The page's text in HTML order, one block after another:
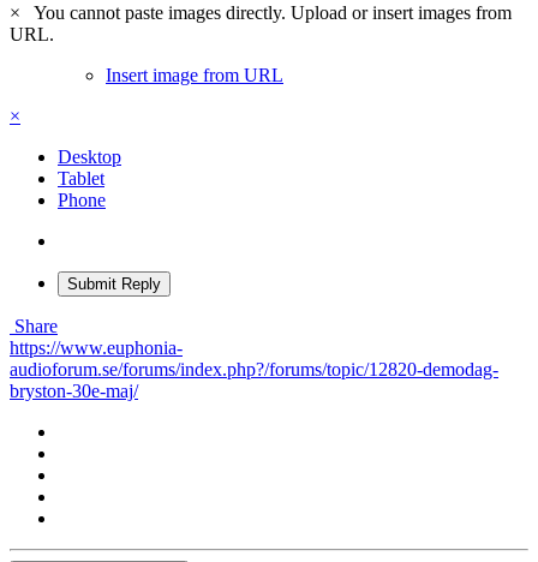
×
You cannot paste images directly. Upload or insert images from
URL.
Insert image from URL
×
Desktop
Tablet
Phone
Submit Reply
Share
https://www.euphonia-
audioforum.se/forums/index.php?/forums/topic/12820-demodag-
bryston-30e-maj/